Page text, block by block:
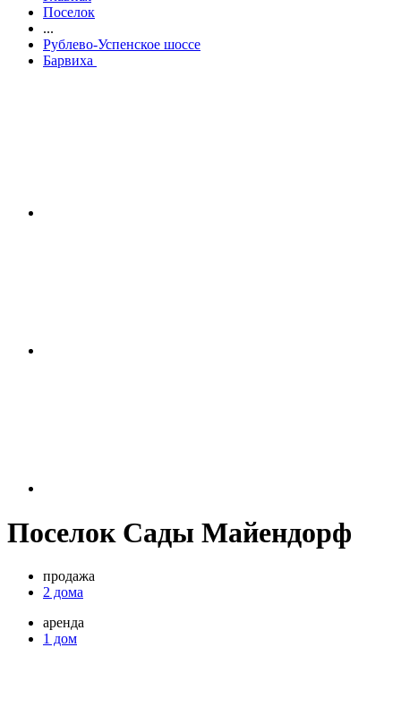
Поселок
...
Рублево-Успенское шоссе
Барвиха
Поселок Сады Майендорф
продажа
2 дома
аренда
1 дом